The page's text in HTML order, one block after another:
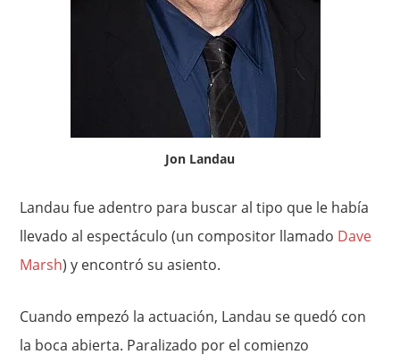
Jon Landau
Landau fue adentro para buscar al tipo que le había
llevado al espectáculo (un compositor llamado Dave
Marsh) y encontró su asiento.
Cuando empezó la actuación, Landau se quedó con
la boca abierta. Paralizado por el comienzo